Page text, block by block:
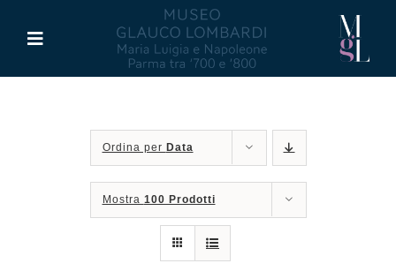
contenuto
Toggle
Maria Luigia d’Asburgo
Ordina per Data
Mostra 100 Prodotti